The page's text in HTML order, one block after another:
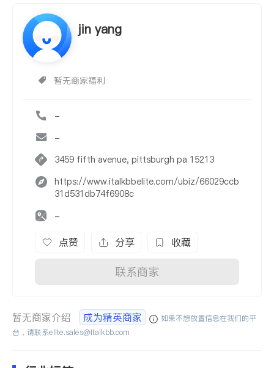
jin yang
暂无商家福利
-
-
3459 fifth avenue, pittsburgh pa 15213
https://www.italkbbelite.com/ubiz/66029ccb
31d531db74f6908c
-
点赞 分享 收藏
联系商家
暂无商家介绍 成为精英商家
如果不想放置信息在我们的平
台，请联系elite.sales@italkbb.com